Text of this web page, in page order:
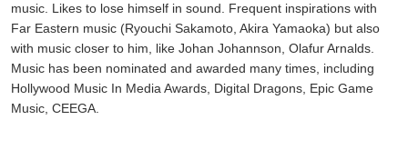
music. Likes to lose himself in sound. Frequent inspirations with
Far Eastern music (Ryouchi Sakamoto, Akira Yamaoka) but also
with music closer to him, like Johan Johannson, Olafur Arnalds.
Music has been nominated and awarded many times, including
Hollywood Music In Media Awards, Digital Dragons, Epic Game
Music, CEEGA.